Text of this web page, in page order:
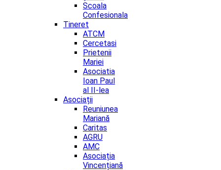
Scoala
Confesionala
Tineret
ATCM
Cercetasi
Prietenii
Mariei
Asociatia
Ioan Paul
al II-lea
Asociații
Reuniunea
Mariană
Caritas
AGRU
AMC
Asociația
Vincențiană